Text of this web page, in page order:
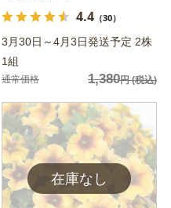
4.4（30）
3月30日～4月3日発送予定 2株
1組
通常価格 1,380円(税込)